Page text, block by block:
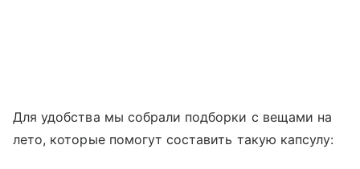
Для удобства мы собрали подборки с вещами на
лето, которые помогут составить такую капсулу: